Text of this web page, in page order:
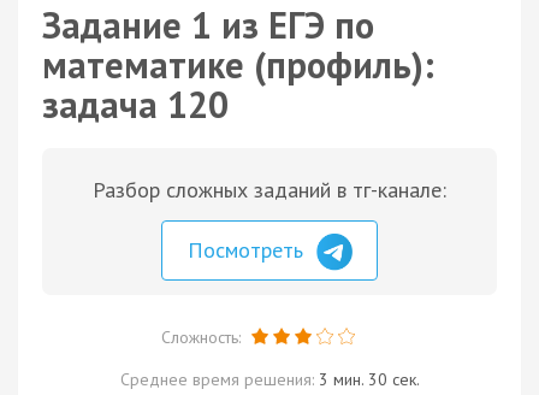
Задание 1 из ЕГЭ по
математике (профиль):
задача 120
Разбор сложных заданий в тг-канале:
Посмотреть
Сложность:
Среднее время решения: 3 мин. 30 сек.